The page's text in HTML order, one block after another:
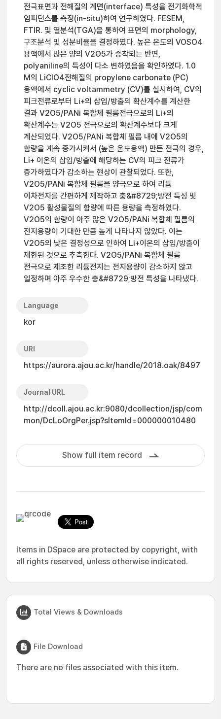
전극표면과 전해질의 계면(interface) 특성을 전기화학적
임피던스를 측정(in-situ)하여 연구하였다. FESEM,
FTIR. 및 열분석(TGA)을 통하여 표면의 morphology,
구조분석 및 성분비율을 결정하였다. 높은 온도의 VOSO4
용액에서 많은 양의 V2O5가 증착되는 반면,
polyaniline의 특성이 다소 변하였음을 확인하였다. 1.0
M의 LiClO4전해질의 propylene carbonate (PC)
용액에서 cyclic voltammetry (CV)를 실시하여, CV의
피크전류로부터 Li+의 삽입/방출의 확산계수를 계산한
결과 V2O5/PANi 복합체 필름전극으로의 Li+의
확산계수는 V2O5 전극으로의 확산계수보다 크게
계산되었다. V2O5/PANi 복합체 필름 내에 V2O5의
함량을 계속 증가시켜서 (높은 온도용액) 만든 전극의 경우,
Li+ 이온의 삽입/방출에 해당하는 CV의 피크 전류가
증가하였다가 감소하는 현상이 관찰되었다. 또한,
V2O5/PANi 복합체 필름을 양극으로 하여 리튬
이차전지를 간편하게 제작하고 충&#8729;방전 특성 및
V2O5 활성물질의 함량에 따른 용량을 측정하였다.
V2O5의 함량이 아주 많은 V2O5/PANi 복합체 필름의
전지용량이 기대한 만큼 높게 나타나지 않았다. 이는
V2O5의 낮은 결정성으로 인하여 Li+이온의 삽입/방출이
제한된 것으로 추측한다. V2O5/PANi 복합체 필름
전극으로 제조한 리튬전지는 전지용량이 감소하지 않고
일정하며 아주 우수한 충&#8729;방전 특성을 나타냈다.
Language
kor
URI
https://aurora.ajou.ac.kr/handle/2018.oak/8497
Journal URL
http://dcoll.ajou.ac.kr:9080/dcollection/jsp/com
mon/DcLoOrgPer.jsp?sItemId=000000010480
Show full item record
Items in DSpace are protected by copyright, with
all rights reserved, unless otherwise indicated.
Total Views & Downloads
File Download
There are no files associated with this item.